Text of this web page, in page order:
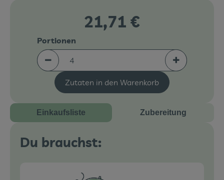
21,71 €
Portionen verringern (aktuell 4 Portionen
Portionen
Portionen
Zutaten in den Warenkorb
Einkaufsliste Zubereitung
Du brauchst: